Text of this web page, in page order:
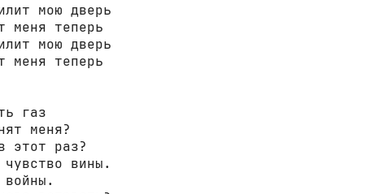
мою дверь
меня теперь
мою дверь
меня теперь
газ
меня?
этот раз?
вины.